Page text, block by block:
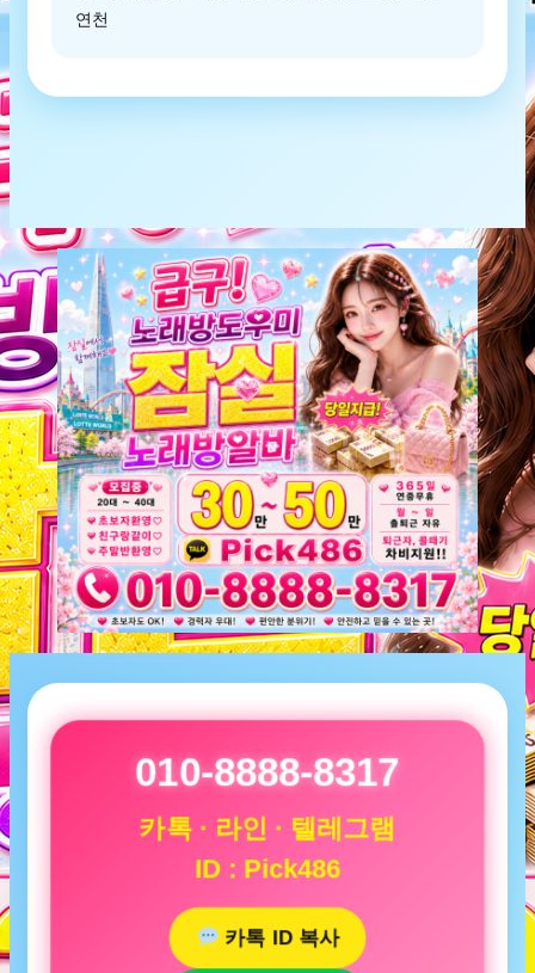
연천
010-8888-8317
카톡 · 라인 · 텔레그램
ID : Pick486
카톡 ID 복사